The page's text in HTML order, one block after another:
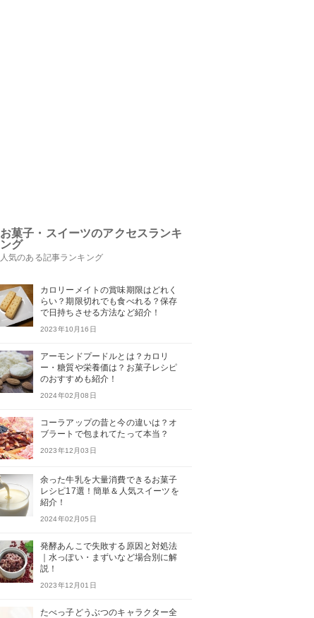
お菓子・スイーツのアクセスランキ
ング
人気のある記事ランキング
カロリーメイトの賞味期限はどれく
らい？期限切れでも食べれる？保存
で日持ちさせる方法など紹介！
2023年10月16日
アーモンドプードルとは？カロリ
ー・糖質や栄養価は？お菓子レシピ
のおすすめも紹介！
2024年02月08日
コーラアップの昔と今の違いは？オ
ブラートで包まれてたって本当？
2023年12月03日
余った牛乳を大量消費できるお菓子
レシピ17選！簡単＆人気スイーツを
紹介！
2024年02月05日
発酵あんこで失敗する原因と対処法
｜水っぽい・まずいなど場合別に解
説！
2023年12月01日
たべっ子どうぶつのキャラクター全